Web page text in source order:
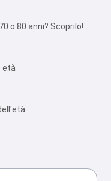
o 80 anni? Scoprilo!
età